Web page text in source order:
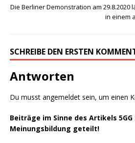
Die Berliner Demonstration am 29.8.2020
in einem
SCHREIBE DEN ERSTEN
Antworten
Du musst angemeldet sein, um einen
Beiträge im Sinne des Artikels
Meinungsbildung geteilt!